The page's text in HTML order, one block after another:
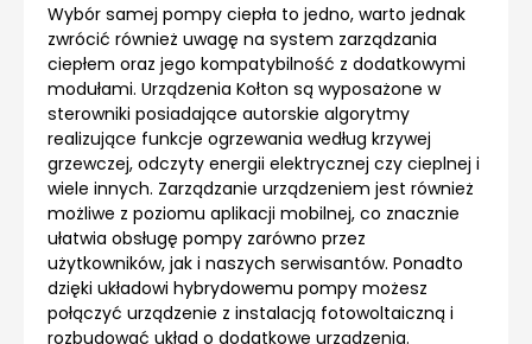
Wybór samej pompy ciepła to jedno, warto jednak
zwrócić również uwagę na system zarządzania
ciepłem oraz jego kompatybilność z dodatkowymi
modułami. Urządzenia Kołton są wyposażone w
sterowniki posiadające autorskie algorytmy
realizujące funkcje ogrzewania według krzywej
grzewczej, odczyty energii elektrycznej czy cieplnej i
wiele innych. Zarządzanie urządzeniem jest również
możliwe z poziomu aplikacji mobilnej, co znacznie
ułatwia obsługę pompy zarówno przez
użytkowników, jak i naszych serwisantów. Ponadto
dzięki układowi hybrydowemu pompy możesz
połączyć urządzenie z instalacją fotowoltaiczną i
rozbudować układ o dodatkowe urządzenia.